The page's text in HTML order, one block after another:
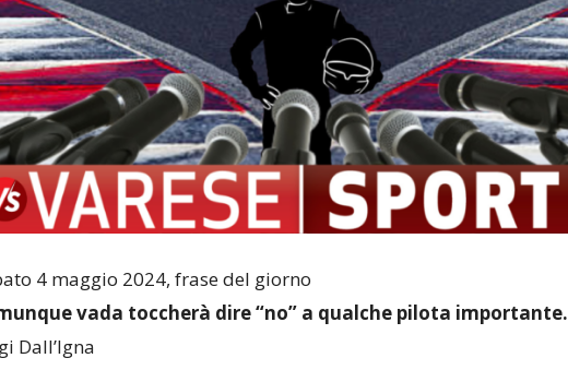
4 maggio 2024, frase del giorno
vada toccherà dire “no” a qualche pilota importante.
Dall’Igna